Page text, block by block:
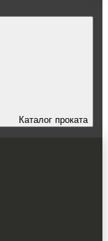
Каталог проката